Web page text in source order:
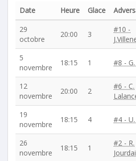
Date Heure Glace
29
octobre
20:00 3
#10 -
5
novembre
18:15 1 #8 -
12
novembre
20:00 2
#6 - C.
19
novembre
18:15 4 #4 -
26
novembre
18:15 1
#2 - R.